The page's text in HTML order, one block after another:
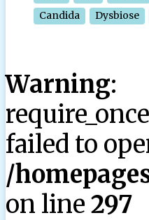
Candida
Dysbiose
Warning:
failed to
/
on line 297